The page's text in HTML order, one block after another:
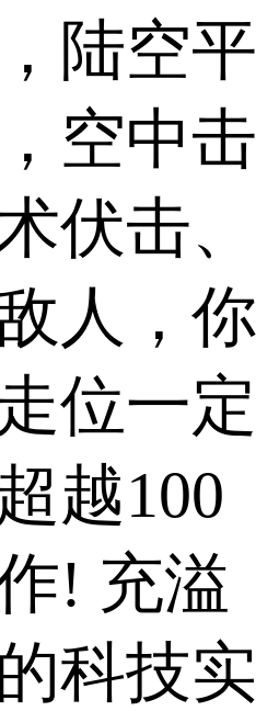
陆空平
空中击
伏击、
人，你
位一定
越100
! 充溢
科技实